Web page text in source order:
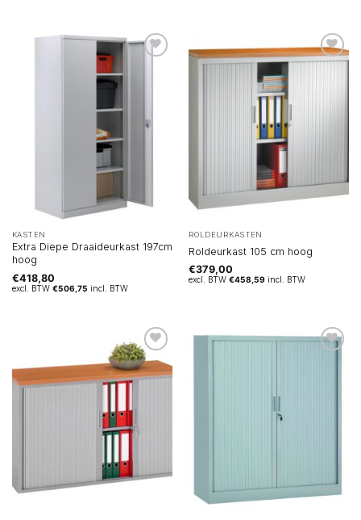
KASTEN
Extra Diepe Draaideurkast 197cm
hoog
€418,80
excl. BTW €506,75 incl. BTW
ROLDEURKASTEN
Roldeurkast 105 cm hoog
€379,00
excl. BTW €458,59incl. BTW